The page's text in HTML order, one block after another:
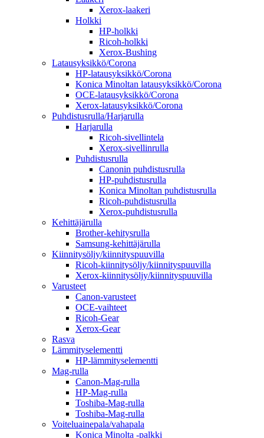
Xerox-laakeri
Holkki
HP-holkki
Ricoh-holkki
Xerox-Bushing
Latausyksikkö/Corona
HP-latausyksikkö/Corona
Konica Minoltan latausyksikkö/Corona
OCE-latausyksikkö/Corona
Xerox-latausyksikkö/Corona
Puhdistusrulla/Harjarulla
Harjarulla
Ricoh-sivellintela
Xerox-sivellinrulla
Puhdistusrulla
Canonin puhdistusrulla
HP-puhdistusrulla
Konica Minoltan puhdistusrulla
Ricoh-puhdistusrulla
Xerox-puhdistusrulla
Kehittäjärulla
Brother-kehitysrulla
Samsung-kehittäjärulla
Kiinnitysöljy/kiinnityspuuvilla
Ricoh-kiinnitysöljy/kiinnityspuuvilla
Xerox-kiinnitysöljy/kiinnityspuuvilla
Varusteet
Canon-varusteet
OCE-vaihteet
Ricoh-Gear
Xerox-Gear
Rasva
Lämmityselementti
HP-lämmityselementti
Mag-rulla
Canon-Mag-rulla
HP-Mag-rulla
Toshiba-Mag-rulla
Toshiba-Mag-rulla
Voiteluainepala/vahapala
Konica Minolta -palkki